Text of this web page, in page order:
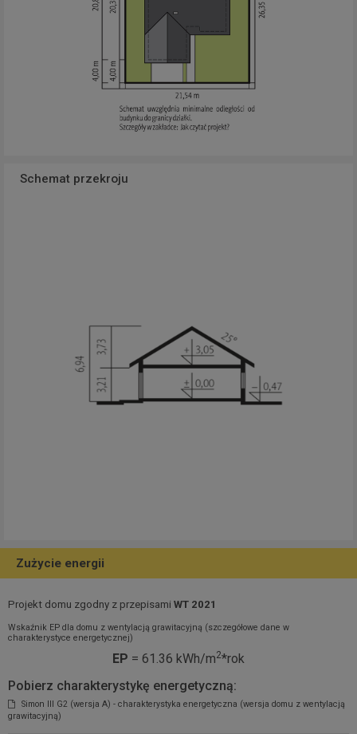
Schemat przekroju
Zużycie energii
Projekt domu zgodny z przepisami WT 2021
Wskaźnik EP dla domu z wentylacją grawitacyjną (szczegółowe dane w
charakterystyce energetycznej)
EP = 61.36 kWh/m2*rok
Pobierz charakterystykę energetyczną:
Simon III G2 (wersja A) - charakterystyka energetyczna (wersja domu z wentylacją
grawitacyjną)